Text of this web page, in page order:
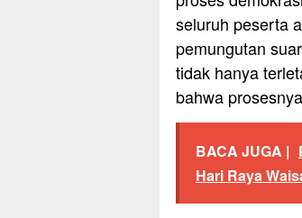
seluruh peserta
pemungutan
tidak hanya
bahwa
BACA JUGA |
Hari Raya